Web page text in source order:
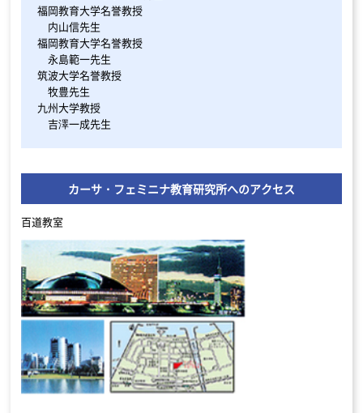
福岡教育大学名誉教授
内山信先生
福岡教育大学名誉教授
永島範一先生
筑波大学名誉教授
牧豊先生
九州大学教授
吉澤一成先生
カーサ・フェミニナ教育研究所へのアクセス
百道教室